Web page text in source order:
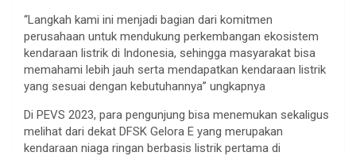
“Langkah kami ini menjadi bagian dari komitmen
perusahaan untuk mendukung perkembangan ekosistem
kendaraan listrik di Indonesia, sehingga masyarakat bisa
memahami lebih jauh serta mendapatkan kendaraan listrik
yang sesuai dengan kebutuhannya” ungkapnya
Di PEVS 2023, para pengunjung bisa menemukan sekaligus
melihat dari dekat DFSK Gelora E yang merupakan
kendaraan niaga ringan berbasis listrik pertama di